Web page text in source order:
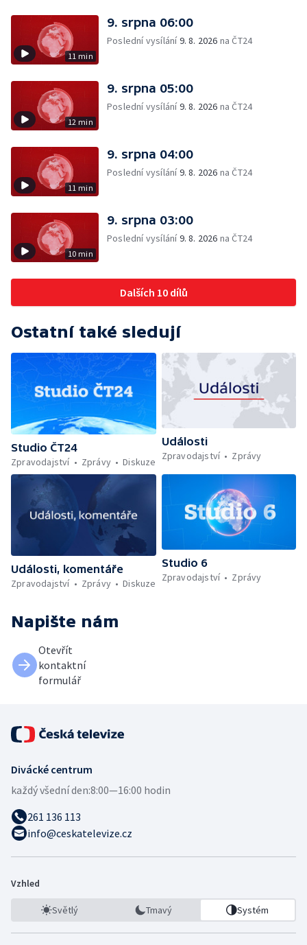
11 min
9. srpna 06:00
Poslední vysílání9. 8. 2026 na ČT24
12 min
9. srpna 05:00
Poslední vysílání9. 8. 2026 na ČT24
11 min
9. srpna 04:00
Poslední vysílání9. 8. 2026 na ČT24
10 min
9. srpna 03:00
Poslední vysílání9. 8. 2026 na ČT24
Dalších 10 dílů
Ostatní také sledují
Studio ČT24
Zpravodajství
Zprávy Diskuze
Události
Zpravodajství
Zprávy
Události, komentáře
Zpravodajství
Zprávy Diskuze
Studio 6
Zpravodajství
Zprávy
Napište nám
Otevřít
kontaktní
formulář
Divácké centrum
každý všední den:8:00—16:00 hodin
261 136 113
info@ceskatelevize.cz
Vzhled
Světlý Tmavý Systém